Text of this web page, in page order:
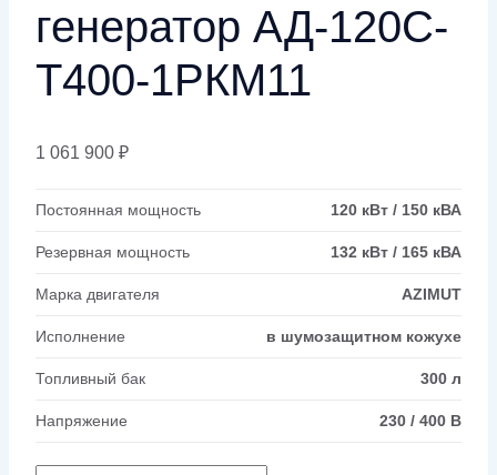
генератор АД-120С-
Т400-1РКМ11
1 061 900 ₽
Постоянная мощность 120 кВт / 150 кВА
Резервная мощность 132 кВт / 165 кВА
Марка двигателя AZIMUT
Исполнение в шумозащитном кожухе
Топливный бак 300 л
Напряжение 230 / 400 В